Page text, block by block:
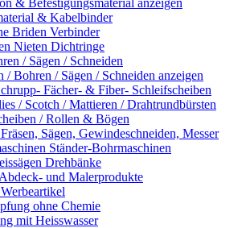
& Kabelbinder
Briden Verbinder
Nieten Dichtringe
/ Sägen / Schneiden
/ Bohren / Sägen / Schneiden anzeigen
Fächer- & Fiber- Schleifscheiben
/ Scotch / Mattieren / Drahtrundbürsten
/ Rollen & Bögen
Sägen, Gewindeschneiden, Messer
Ständer-Bohrmaschinen
Drehbänke
und Malerprodukte
ohne Chemie
mit Heisswasser